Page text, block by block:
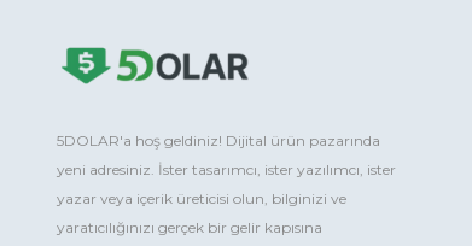
5DOLAR'a hoş geldiniz! Dijital ürün pazarında
yeni adresiniz. İster tasarımcı, ister yazılımcı, ister
yazar veya içerik üreticisi olun, bilginizi ve
yaratıcılığınızı gerçek bir gelir kapısına